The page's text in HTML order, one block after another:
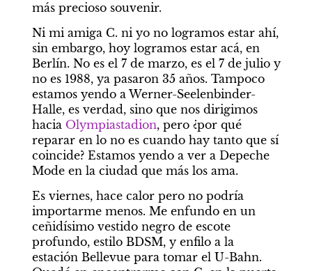
más precioso souvenir.
Ni mi amiga C. ni yo no logramos estar ahí,
sin embargo, hoy logramos estar acá, en
Berlín. No es el 7 de marzo, es el 7 de julio y
no es 1988, ya pasaron 35 años. Tampoco
estamos yendo a Werner-Seelenbinder-
Halle, es verdad, sino que nos dirigimos
hacia Olympiastadion, pero ¿por qué
reparar en lo no es cuando hay tanto que sí
coincide? Estamos yendo a ver a Depeche
Mode en la ciudad que más los ama.
Es viernes, hace calor pero no podría
importarme menos. Me enfundo en un
ceñidísimo vestido negro de escote
profundo, estilo BDSM, y enfilo a la
estación Bellevue para tomar el U-Bahn.